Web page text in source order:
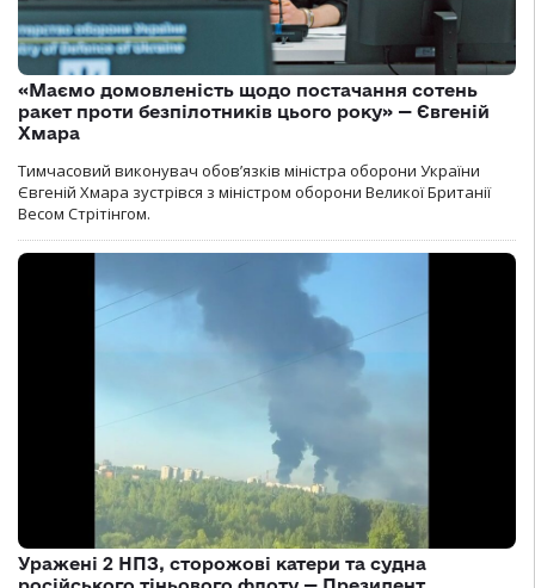
«Маємо домовленість щодо постачання сотень
ракет проти безпілотників цього року» — Євгеній
Хмара
Тимчасовий виконувач обов’язків міністра оборони України
Євгеній Хмара зустрівся з міністром оборони Великої Британії
Весом Стрітінгом.
Уражені 2 НПЗ, сторожові катери та судна